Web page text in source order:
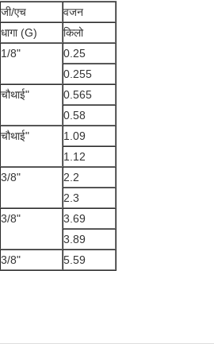
जी/एच
वजन
धागा (G)
किलो
1/8"
0.25
0.255
चौथाई"
0.565
0.58
चौथाई"
1.09
1.12
3/8"
2.2
2.3
3/8"
3.69
3.89
3/8" 5.59